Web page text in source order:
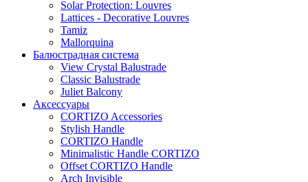
Solar Protection: Louvres
Lattices - Decorative Louvres
Tamiz
Mallorquina
Балюстрадная система
View Crystal Balustrade
Classic Balustrade
Juliet Balcony
Аксессуары
CORTIZO Accessories
Stylish Handle
CORTIZO Handle
Minimalistic Handle CORTIZO
Offset CORTIZO Handle
Arch Invisible